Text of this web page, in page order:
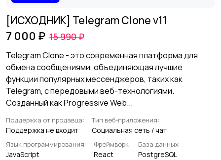
[ИСХОДНИК] Telegram Clone v11
7 000 ₽ 15 990 ₽
Telegram Clone - это современная платформа для
обмена сообщениями, объединяющая лучшие
функции популярных мессенджеров, таких как
Telegram, с передовыми веб-технологиями.
Созданный как Progressive Web...
Поддержка от продавца:
Поддержка не входит
Тип веб-приложения:
Социальная сеть / чат
Язык программирования:
JavaScript
Фреймворк:
React
База данных:
PostgreSQL